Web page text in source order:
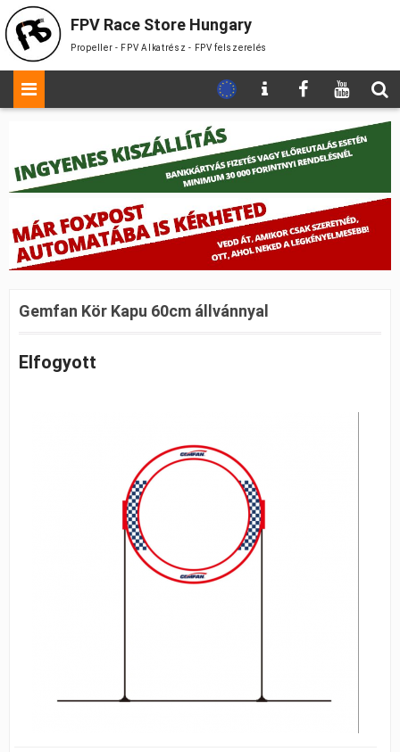
FPV Race Store Hungary
Propeller - FPV Alkatrész - FPV felszerelés
Gemfan Kör Kapu 60cm állvánnyal
Elfogyott